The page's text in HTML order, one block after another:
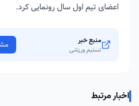
اعضای تیم اول سال رونمایی کرد.
منبع خبر
تسنیم ورزشی
اخبار مرتبط